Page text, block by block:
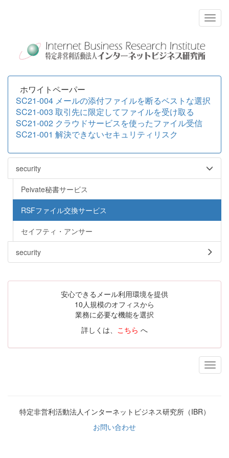
ホワイトペーパー
SC21-004 メールの添付ファイルを断るベストな選択
SC21-003 取引先に限定してファイルを受け取る
SC21-002 クラウドサービスを使ったファイル受信
SC21-001 解決できないセキュリティリスク
security
Peivate秘書サービス
RSFファイル交換サービス
セイフティ・アンサー
security
安心できるメール利用環境を提供
10人規模のオフィスから
業務に必要な機能を選択
詳しくは、 こちら へ
特定非営利活動法人インターネットビジネス研究所（IBR）
お問い合わせ